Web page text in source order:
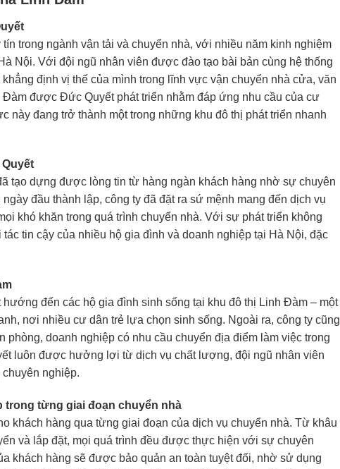
tín trong ngành vận tải và chuyển nhà, với nhiều năm kinh nghiệm
Nội. Với đội ngũ nhân viên được đào tạo bài bản cùng hệ thống
định vị thế của mình trong lĩnh vực vận chuyển nhà cửa, văn
được Đức Quyết phát triển nhằm đáp ứng nhu cầu của cư
này đang trở thành một trong những khu đô thị phát triển nhanh
tạo dựng được lòng tin từ hàng ngàn khách hàng nhờ sự chuyên
đầu thành lập, công ty đã đặt ra sứ mệnh mang đến dịch vụ
khó khăn trong quá trình chuyển nhà. Với sự phát triển không
tin cậy của nhiều hộ gia đình và doanh nghiệp tại Hà Nội, đặc
đến các hộ gia đình sinh sống tại khu đô thị Linh Đàm – một
nơi nhiều cư dân trẻ lựa chọn sinh sống. Ngoài ra, công ty cũng
phòng, doanh nghiệp có nhu cầu chuyển địa điểm làm việc trong
luôn được hưởng lợi từ dịch vụ chất lượng, đội ngũ nhân viên
nghiệp.
trong từng giai đoạn chuyển nhà
khách hàng qua từng giai đoạn của dịch vụ chuyển nhà. Từ khâu
và lắp đặt, mọi quá trình đều được thực hiện với sự chuyên
khách hàng sẽ được bảo quản an toàn tuyệt đối, nhờ sử dụng